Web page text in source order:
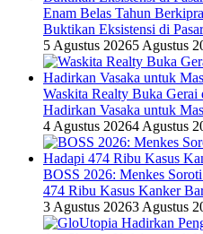
Enam Belas Tahun
Buktikan Eksistensi di
5 Agustus 20265 Agustus
Waskita Realty Buka Gerai
Hadirkan Vasaka untuk
4 Agustus 20264 Agustus
BOSS 2026: Menkes
474 Ribu Kasus Kanker
3 Agustus 20263 Agustus